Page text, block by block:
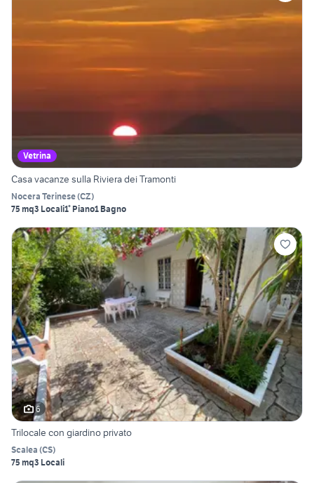
Vetrina
Casa vacanze sulla Riviera dei Tramonti
Nocera Terinese(CZ)
75 mq3 Locali1° Piano1 Bagno
6
Trilocale con giardino privato
Scalea (CS)
75 mq3 Locali